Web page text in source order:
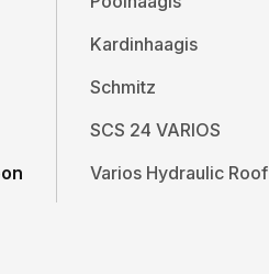
Kardinhaagis
Schmitz
SCS 24 VARIOS
Varios Hydraulic Roof